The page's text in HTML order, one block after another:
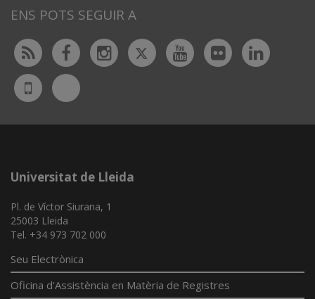
ENS POTS SEGUIR A
Rss FacebookInstagram
TwitterYoutubeFlickr
UdL
App
Bluesky
Universitat de Lleida
Pl. de Víctor Siurana, 1
25003 Lleida
Tel. +34 973 702 000
Seu Electrònica
Oficina d'Assistència en Matèria de Registres